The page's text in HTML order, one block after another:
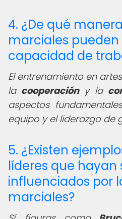
4. ¿De qué
marciales pueden
capacidad de
El entrenamiento en
la cooperacióny la
aspectos
equipo y el liderazgo de
5. ¿Existen
líderes que hayan
influenciados por
marciales?